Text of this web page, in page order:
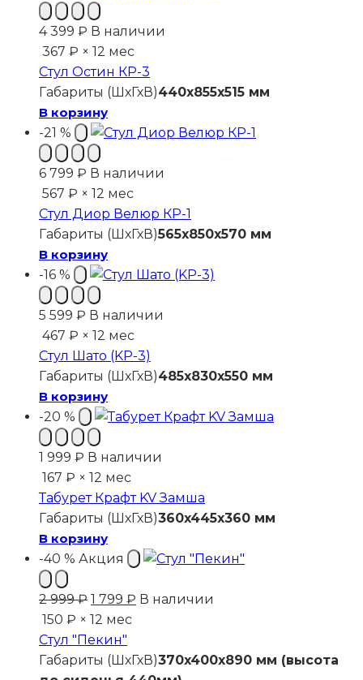
4 399 ₽ В наличии
367 ₽ × 12 мес
Стул Остин КР-3
Габариты (ШхГхВ)440x855x515 мм
В корзину
-21 %
6 799 ₽ В наличии
567 ₽ × 12 мес
Стул Диор Велюр КР-1
Габариты (ШхГхВ)565x850x570 мм
В корзину
-16 %
5 599 ₽ В наличии
467 ₽ × 12 мес
Стул Шато (KP-3)
Габариты (ШхГхВ)485x830x550 мм
В корзину
-20 %
1 999 ₽ В наличии
167 ₽ × 12 мес
Табурет Крафт KV Замша
Габариты (ШхГхВ)360x445x360 мм
В корзину
-40 % Акция
2 999₽ Первоначальная
цена
составляла
2
1 799 ₽ Текущая
799 ₽.
В наличии
150 ₽ × 12 мес
Стул "Пекин"
Габариты (ШхГхВ)370x400x890 мм (высота